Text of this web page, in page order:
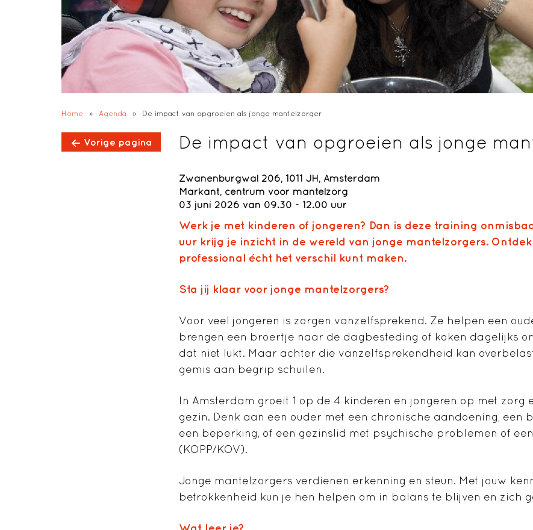
Home » Agenda » De impact van opgroeien als jonge mantelzorger
Vorige pagina De impact van opgroeien als jonge
Zwanenburgwal 206, 1011 JH, Amsterdam
Markant, centrum voor mantelzorg
03 juni 2026 van 09.30 - 12.00 uur
Werk je met kinderen of jongeren? Dan is deze training
uur krijg je inzicht in de wereld van jonge mantelzorgers.
professional écht het verschil kunt maken.
Sta jij klaar voor jonge mantelzorgers?
Voor veel jongeren is zorgen vanzelfsprekend. Ze helpen een
brengen een broertje naar de dagbesteding of koken dagelijks
dat niet lukt. Maar achter die vanzelfsprekendheid kan
gemis aan begrip schuilen.
In Amsterdam groeit 1 op de 4 kinderen en jongeren op met zorg
gezin. Denk aan een ouder met een chronische aandoening, een
een beperking, of een gezinslid met psychische problemen of
(KOPP/KOV).
Jonge mantelzorgers verdienen erkenning en steun. Met jouw
betrokkenheid kun je hen helpen om in balans te blijven en zich